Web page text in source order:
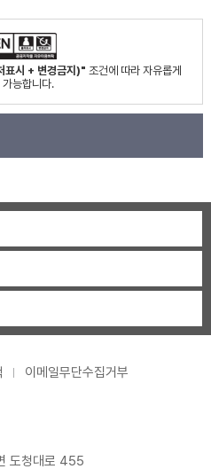
표시 + 변경금지)" 조건에 따라 자유롭게
가능합니다.
이메일무단수집거부
도청대로 455